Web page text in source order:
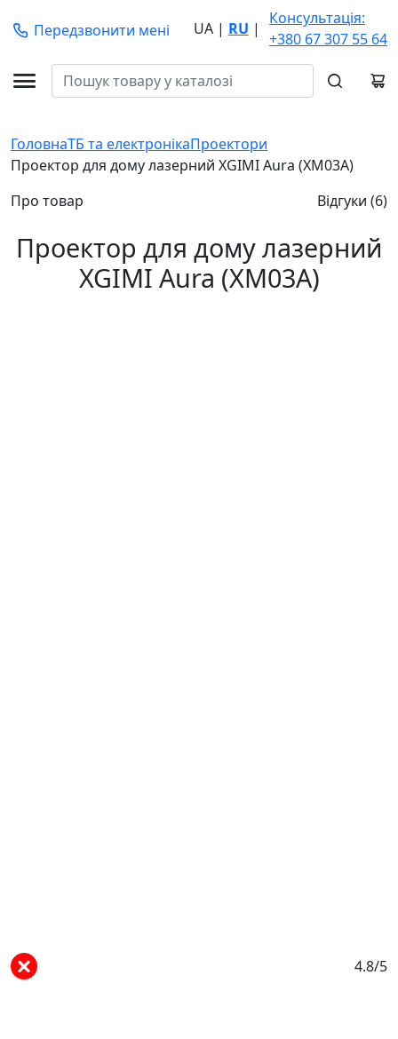
Передзвонити мені UA | RU |
Консультація:
+380 67 307 55 64
ГоловнаТБ та електронікаПроектори
Проектор для дому лазерний XGIMI Aura (XM03A)
Про товар
Відгуки (6)
Проектор для дому лазерний
XGIMI Aura (XM03A)
4.8/5